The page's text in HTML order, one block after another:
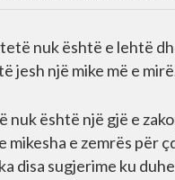
nuk është e lehtë
jesh një mike më e
nuk është një gjë e
e zemrës për
disa sugjerime ku